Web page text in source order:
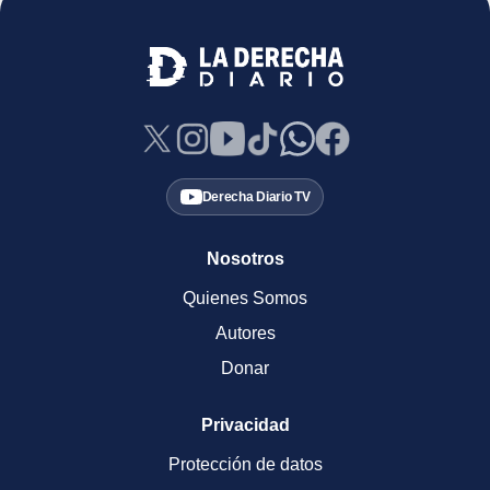
Derecha Diario TV
Nosotros
Quienes Somos
Autores
Donar
Privacidad
Protección de datos